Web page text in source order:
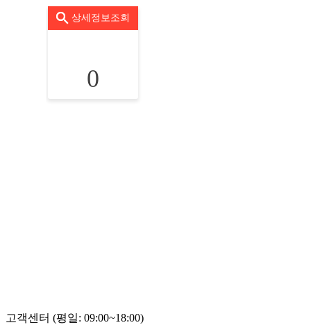
상세정보조회
0
고객센터 (평일: 09:00~18:00)